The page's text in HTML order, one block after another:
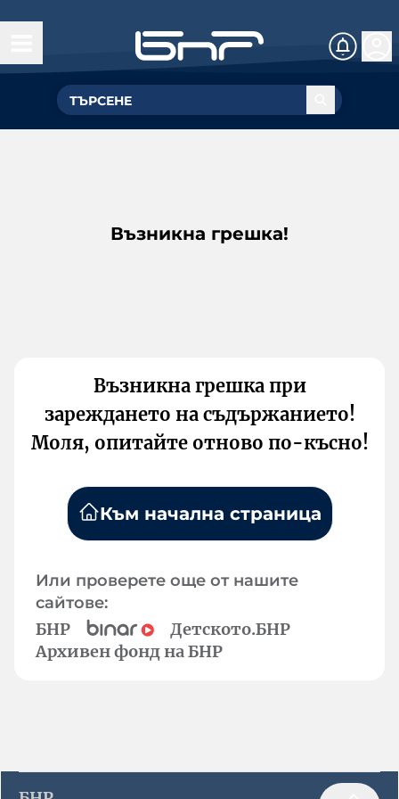
Възникна грешка!
Възникна грешка при
зареждането на съдържанието!
Моля, опитайте отново по-късно!
Към начална страница
Или проверете още от нашите
сайтове:
БНР
Детското.БНР
Архивен фонд на БНР